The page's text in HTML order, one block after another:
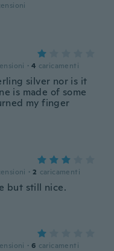
· 4 caricamenti
silver nor is it
is made of some
my finger
· 2 caricamenti
but still nice.
· 6 caricamenti